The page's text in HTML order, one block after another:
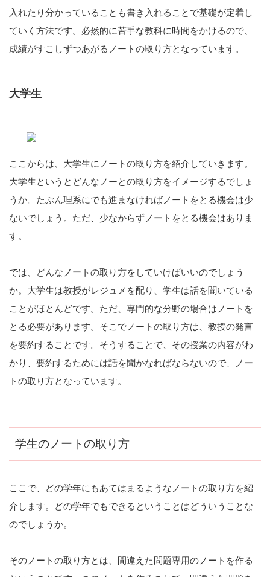
入れたり分かっていることも書き入れることで基礎が定着し
ていく方法です。必然的に苦手な教科に時間をかけるので、
成績がすこしずつあがるノートの取り方となっています。
大学生
ここからは、大学生にノートの取り方を紹介していきます。
大学生というとどんなノーとの取り方をイメージするでしょ
うか。たぶん理系にでも進まなければノートをとる機会は少
ないでしょう。ただ、少なからずノートをとる機会はありま
す。
では、どんなノートの取り方をしていけばいいのでしょう
か。大学生は教授がレジュメを配り、学生は話を聞いている
ことがほとんどです。ただ、専門的な分野の場合はノートを
とる必要があります。そこでノートの取り方は、教授の発言
を要約することです。そうすることで、その授業の内容がわ
かり、要約するためには話を聞かなればならないので、ノー
トの取り方となっています。
学生のノートの取り方
ここで、どの学年にもあてはまるようなノートの取り方を紹
介します。どの学年でもできるということはどういうことな
のでしょうか。
そのノートの取り方とは、間違えた問題専用のノートを作る